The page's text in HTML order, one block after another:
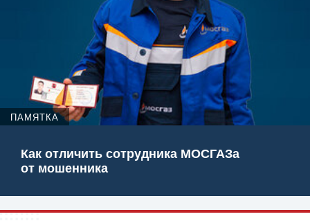
ПАМЯТКА
Как отличить сотрудника МОСГАЗа
от мошенника